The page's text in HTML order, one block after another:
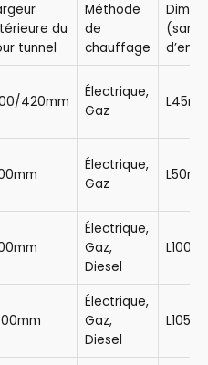
du
tunnel
Méthode
de
chauffage
(sans
420mm
Électrique,
Gaz
Électrique,
Gaz
Électrique,
Gaz,
Diesel
Électrique,
Gaz,
Diesel